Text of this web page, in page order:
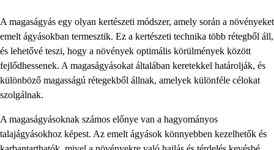
A magaságyás egy olyan kertészeti módszer, amely során a növényeket
emelt ágyásokban termesztik. Ez a kertészeti technika több rétegből áll,
és lehetővé teszi, hogy a növények optimális körülmények között
fejlődhessenek. A magaságyásokat általában keretekkel határolják, és
különböző magasságú rétegekből állnak, amelyek különféle célokat
szolgálnak.
A magaságyásoknak számos előnye van a hagyományos
talajágyásokhoz képest. Az emelt ágyások könnyebben kezelhetők és